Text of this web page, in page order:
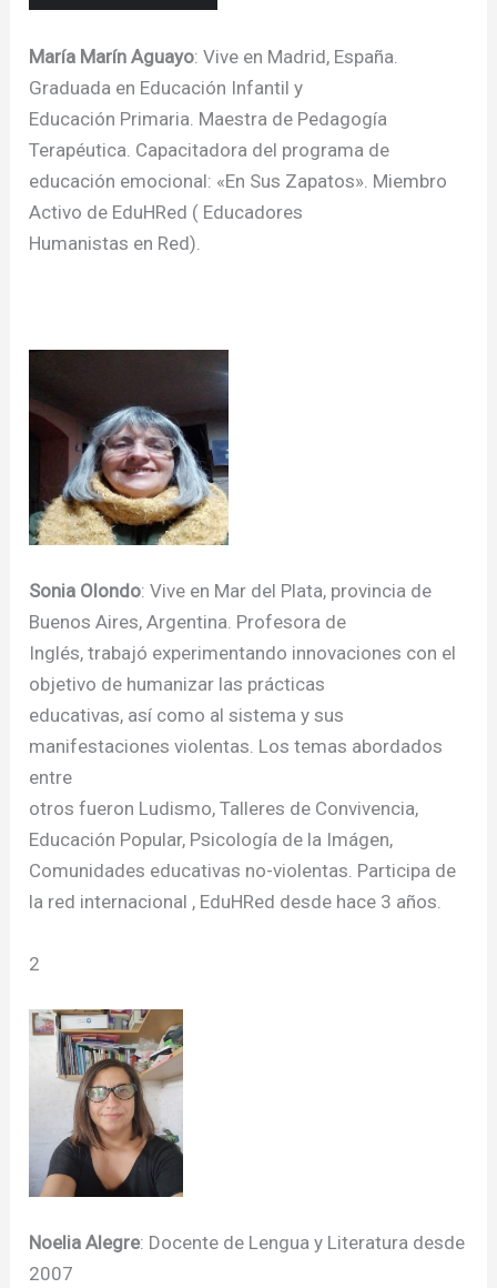
María Marín Aguayo: Vive en Madrid, España.
Graduada en Educación Infantil y
Educación Primaria. Maestra de Pedagogía
Terapéutica. Capacitadora del programa de
educación emocional: «En Sus Zapatos». Miembro
Activo de EduHRed ( Educadores
Humanistas en Red).
Sonia Olondo: Vive en Mar del Plata, provincia de
Buenos Aires, Argentina. Profesora de
Inglés, trabajó experimentando innovaciones con el
objetivo de humanizar las prácticas
educativas, así como al sistema y sus
manifestaciones violentas. Los temas abordados
entre
otros fueron Ludismo, Talleres de Convivencia,
Educación Popular, Psicología de la Imágen,
Comunidades educativas no-violentas. Participa de
la red internacional , EduHRed desde hace 3 años.
2
Noelia Alegre: Docente de Lengua y Literatura desde
2007